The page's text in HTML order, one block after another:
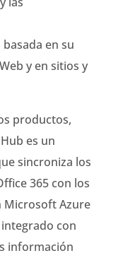
en su
y en sitios y
productos,
es un
sincroniza los
365 con los
Microsoft Azure
con
información